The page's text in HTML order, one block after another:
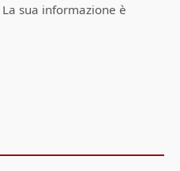
sua informazione è